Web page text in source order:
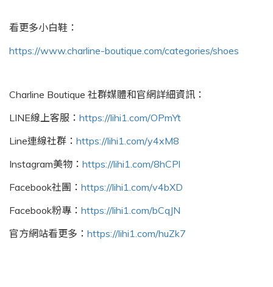
看更多小白鞋：
https://www.charline-boutique.com/categories/shoes
Charline Boutique 社群媒體和官網詳細資訊：
LINE線上客服： https://lihi1.com/OPmYt
Line連線社群： https://lihi1.com/y4xM8
Instagram美物： https://lihi1.com/8hCPl
Facebook社團： https://lihi1.com/v4bXD
Facebook粉專： https://lihi1.com/bCqJN
官方網站看更多： https://lihi1.com/huZk7